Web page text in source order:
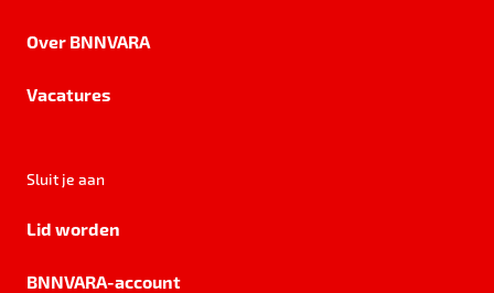
Over BNNVARA
Vacatures
Sluit je aan
Lid worden
BNNVARA-account